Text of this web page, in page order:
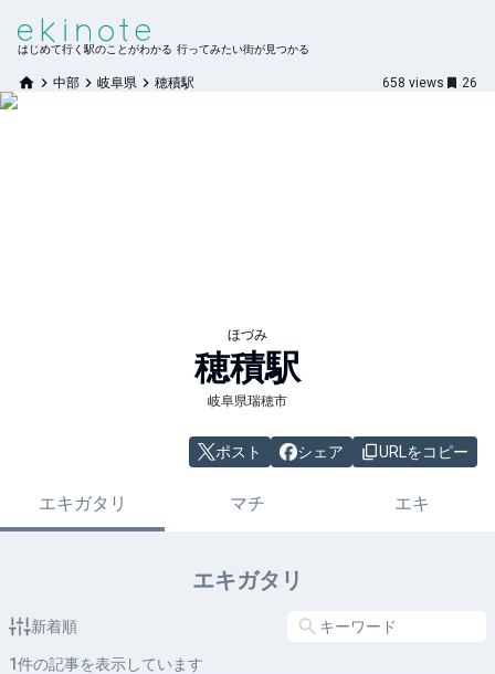
はじめて行く駅のことがわかる 行ってみたい街が見つかる
中部 岐阜県 穂積駅 658 views 26
ほづみ
穂積駅
岐阜県瑞穂市
ポスト シェア URLをコピー
エキガタリ マチ エキ
エキガタリ
新着順
1件の記事を表示しています